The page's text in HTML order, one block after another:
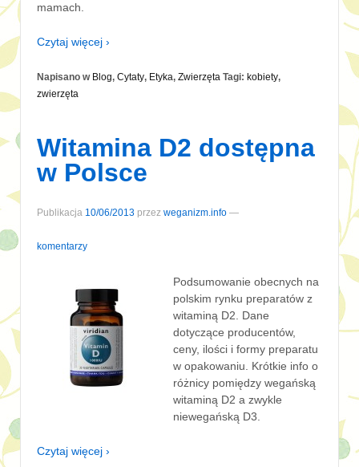
mamach.
Czytaj więcej ›
Napisano w Blog, Cytaty, Etyka, Zwierzęta Tagi: kobiety,
zwierzęta
Witamina D2 dostępna
w Polsce
Publikacja 10/06/2013 przez weganizm.info —
komentarzy
Podsumowanie obecnych na
polskim rynku preparatów z
witaminą D2. Dane
dotyczące producentów,
ceny, ilości i formy preparatu
w opakowaniu. Krótkie info o
różnicy pomiędzy wegańską
witaminą D2 a zwykle
niewegańską D3.
Czytaj więcej ›